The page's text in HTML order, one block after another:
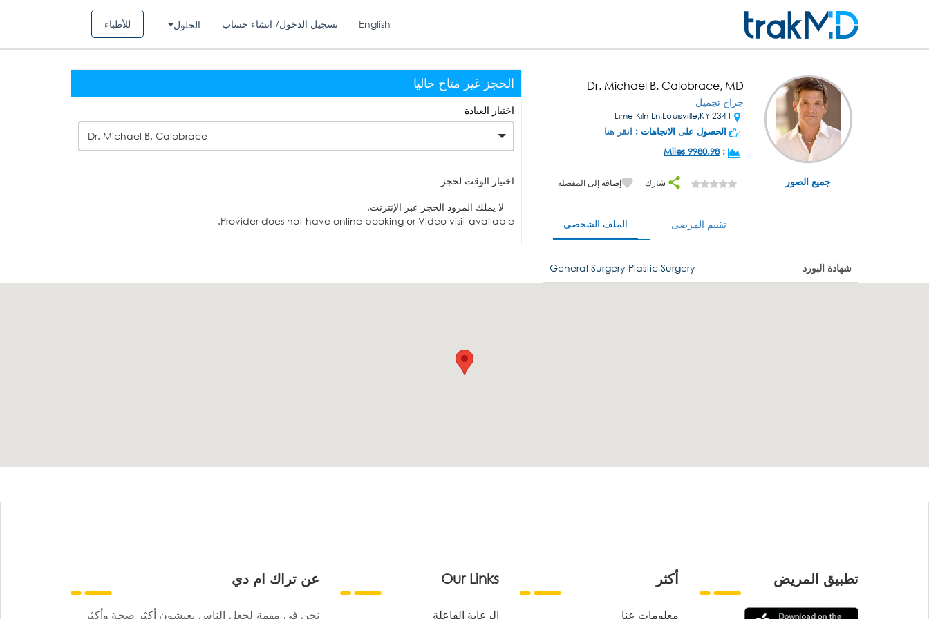
للأطباء الحلول تسجيل الدخول/ انشاء حساب English
جميع الصور
Dr. Michael B. Calobrace, MD
جراح تجميل
الحصول على الاتجاهات : انقر هنا
:
9980.98 Miles
شارك إضافة إلى المفضلة
الملف الشخصي تقييم المرضى
شهادة البورد General Surgery Plastic Surgery
الحجز غير متاح حاليا
اختيار العيادة
Dr. Michael B. Calobrace
اختيار الوقت لحجز
لا يملك المزود الحجز عبر الإنترنت.
Provider does not have online booking or Video visit available.
عن تراك ام دي
نحن في مهمة لجعل الناس يعيشون أكثر صحة وأكثر
Our Links
الرعاية الفاعلة
أكثر
معلومات عنا
تطبيق المريض